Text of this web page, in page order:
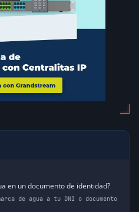
en un documento de identidad?
de agua a tu DNI o documento